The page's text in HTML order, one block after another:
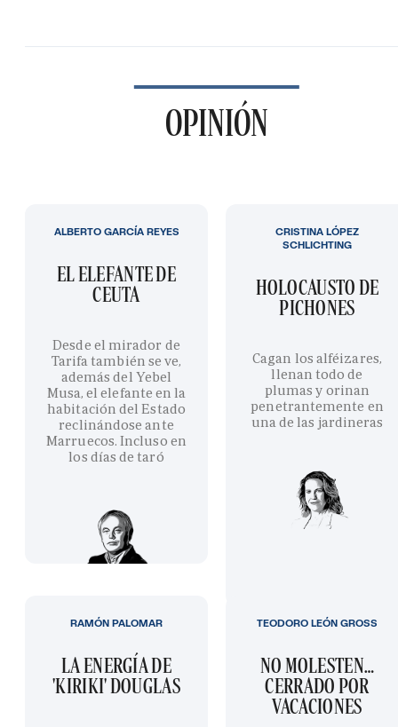
OPINIÓN
EL ELEFANTE DE
CEUTA
Desde el mirador de
Tarifa también se ve,
además del Yebel
Musa, el elefante en la
habitación del Estado
reclinándose ante
Marruecos. Incluso en
los días de taró
ALBERTO GARCÍA REYES
HOLOCAUSTO DE
PICHONES
Cagan los alféizares,
llenan todo de
plumas y orinan
penetrantemente en
una de las jardineras
CRISTINA LÓPEZ
SCHLICHTING
LA ENERGÍA DE
'KIRIKI' DOUGLAS
RAMÓN PALOMAR
NO MOLESTEN…
CERRADO POR
VACACIONES
TEODORO LEÓN GROSS